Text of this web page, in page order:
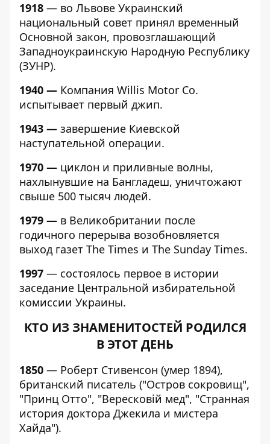
1918 — во Львове Украинский
национальный совет принял временный
Основной закон, провозглашающий
Западноукраинскую Народную Республику
(ЗУНР).
1940 — Компания Willis Motor Co.
испытывает первый джип.
1943 — завершение Киевской
наступательной операции.
1970 — циклон и приливные волны,
нахлынувшие на Бангладеш, уничтожают
свыше 500 тысяч людей.
1979 — в Великобритании после
годичного перерыва возобновляется
выход газет The Times и The Sunday Times.
1997 — состоялось первое в истории
заседание Центральной избирательной
комиссии Украины.
КТО ИЗ ЗНАМЕНИТОСТЕЙ РОДИЛСЯ
В ЭТОТ ДЕНЬ
1850 — Роберт Стивенсон (умер 1894),
британский писатель ("Остров сокровищ",
"Принц Отто", "Вересковій мед", "Странная
история доктора Джекила и мистера
Хайда").